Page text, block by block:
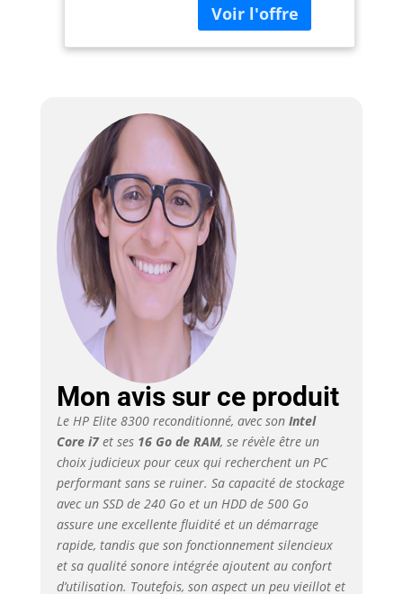
HD Système
d'exploitation
Windows 10
Mon avis sur ce produit
Le HP Elite 8300 reconditionné, avec son Intel
Core i7et ses 16 Go de RAM, se révèle être un
choix judicieux pour ceux qui recherchent un PC
performant sans se ruiner. Sa capacité de stockage
avec un SSD de 240 Go et un HDD de 500 Go
assure une excellente fluidité et un démarrage
rapide, tandis que son fonctionnement silencieux
et sa qualité sonore intégrée ajoutent au confort
d’utilisation. Toutefois, son aspect un peu vieillot et